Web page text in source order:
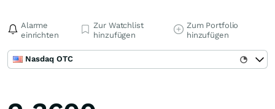
Alarme
einrichten
Zur Watchlist
hinzufügen
Zum Portfolio
hinzufügen
Nasdaq OTC